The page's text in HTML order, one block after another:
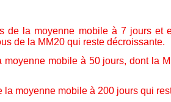
de la moyenne mobile à 7 jours et
de la MM20 qui reste décroissante.
mobile à 50 jours, dont la
moyenne mobile à 200 jours qui